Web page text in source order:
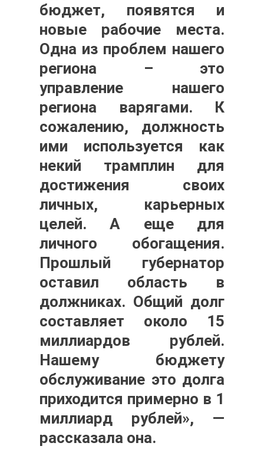
бюджет, появятся и
новые рабочие места.
Одна из проблем нашего
региона – это
управление нашего
региона варягами. К
сожалению, должность
ими используется как
некий трамплин для
достижения своих
личных, карьерных
целей. А еще для
личного обогащения.
Прошлый губернатор
оставил область в
должниках. Общий долг
составляет около 15
миллиардов рублей.
Нашему бюджету
обслуживание это долга
приходится примерно в 1
миллиард рублей», —
рассказала она.